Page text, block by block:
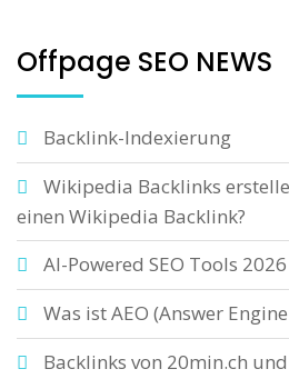
Offpage SEO NEWS
Backlink-Indexierung
Wikipedia Backlinks
einen Wikipedia Backlink?
AI-Powered SEO Tools 2026
Was ist AEO (Answer
Backlinks von 20min.ch